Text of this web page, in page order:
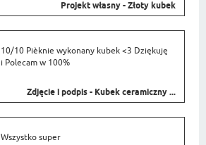
Projekt własny - Złoty kubek
10/10 Pièknie wykonany kubek <3 Dziękuję
i Polecam w 100%
Zdjęcie i podpis - Kubek ceramiczny ...
Wszystko super